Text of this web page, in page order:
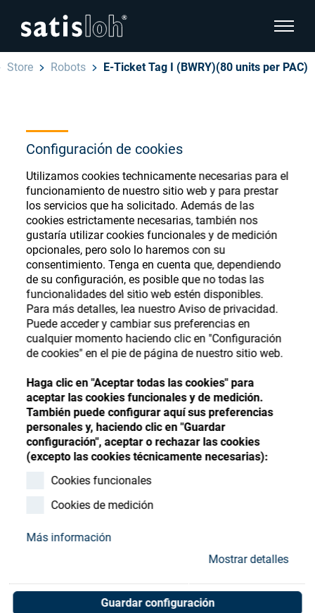
Configuración de cookies
Utilizamos cookies technicamente necesarias para el
funcionamiento de nuestro sitio web y para prestar
los servicios que ha solicitado. Además de las
cookies estrictamente necesarias, también nos
gustaría utilizar cookies funcionales y de medición
opcionales, pero solo lo haremos con su
consentimiento. Tenga en cuenta que, dependiendo
de su configuración, es posible que no todas las
funcionalidades del sitio web estén disponibles.
Para más detalles, lea nuestro Aviso de privacidad.
Puede acceder y cambiar sus preferencias en
cualquier momento haciendo clic en "Configuración
de cookies" en el pie de página de nuestro sitio web.
Haga clic en "Aceptar todas las cookies" para
aceptar las cookies funcionales y de medición.
También puede configurar aquí sus preferencias
personales y, haciendo clic en "Guardar
configuración", aceptar o rechazar las cookies
(excepto las cookies técnicamente necesarias):
Cookies funcionales
Cookies de medición
Más información
Mostrar detalles
Guardar configuración
show
Oftálmica
Óptica de Precisión
Quiénes Somos
Carrera
Recursos
Contacto
Store
hide page navigation
Deutsch
汉语
Français
Store Robots E-Ticket Tag I (BWRY)(80 units per PAC)
Ophthalmic Consumables
Store
Register or Sign-in to access your accounts
and explore our wide range of ophthalmic
consumables
Register Sign-In